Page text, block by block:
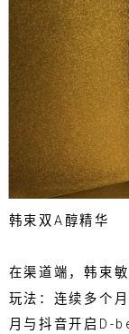
韩束双A醇精华
在渠道端，韩束
玩法：连续多个
月与抖音开启D-